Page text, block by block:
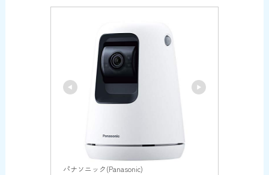
パナソニック(Panasonic)